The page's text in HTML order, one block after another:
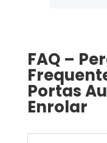
FAQ –
Portas
Enrolar